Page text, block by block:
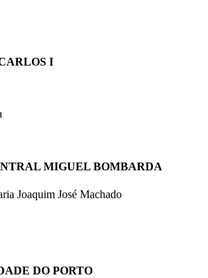
I
MIGUEL BOMBARDA
Joaquim José Machado
DO PORTO